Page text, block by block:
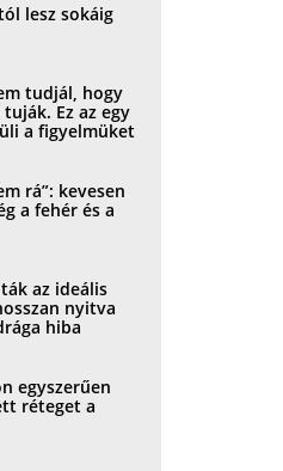
lesz sokáig
tudjál, hogy
Ez az egy
a figyelmüket
rá”: kevesen
a fehér és a
az ideális
nyitva
hiba
egyszerűen
réteget a